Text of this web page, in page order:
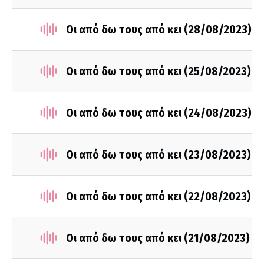
Οι από δω τους από κει (28/08/2023)
Οι από δω τους από κει (25/08/2023)
Οι από δω τους από κει (24/08/2023)
Οι από δω τους από κει (23/08/2023)
Οι από δω τους από κει (22/08/2023)
Οι από δω τους από κει (21/08/2023)